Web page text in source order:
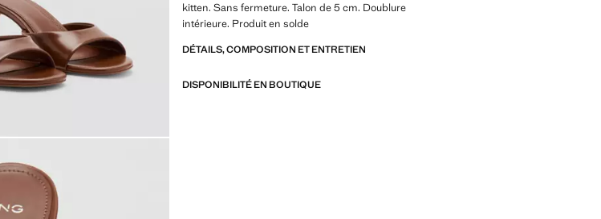
kitten. Sans fermeture. Talon de 5 cm. Doublure
intérieure. Produit en solde
DÉTAILS, COMPOSITION ET ENTRETIEN
DISPONIBILITÉ EN BOUTIQUE